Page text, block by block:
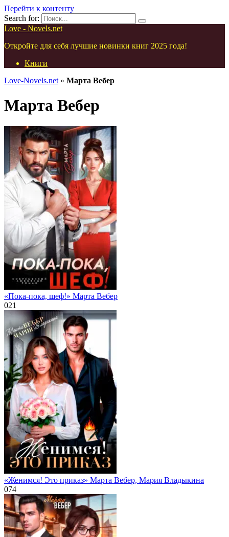
Перейти к контенту
Search for:
Love - Novels.net
Откройте для себя лучшие новинки книг 2025 года!
Книги
Love-Novels.net » Марта Вебер
Марта Вебер
«Пока-пока, шеф!» Марта Вебер
021
«Женимся! Это приказ» Марта Вебер, Мария Владыкина
074